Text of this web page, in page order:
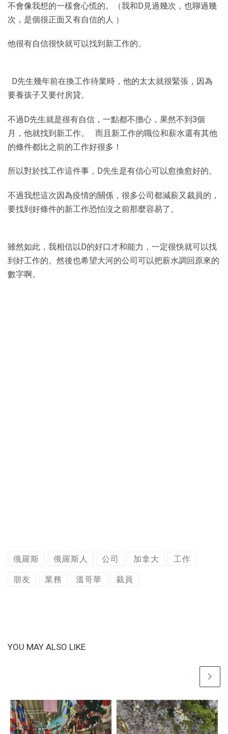
不會像我想的一樣會心慌的。（我和D見過幾次，也聊過幾
次，是個很正面又有自信的人 ）
他很有自信很快就可以找到新工作的。
D先生幾年前在換工作待業時，他的太太就很緊張，因為
要養孩子又要付房貸。
不過D先生就是很有自信，一點都不擔心，果然不到3個
月，他就找到新工作。 而且新工作的職位和薪水還有其他
的條件都比之前的工作好很多！
所以對於找工作這件事，D先生是有信心可以愈換愈好的。
不過我想這次因為疫情的關係，很多公司都減薪又裁員的，
要找到好條件的新工作恐怕沒之前那麼容易了。
雖然如此，我相信以D的好口才和能力，一定很快就可以找
到好工作的。然後也希望大河的公司可以把薪水調回原來的
數字啊。
俄羅斯 俄羅斯人 公司 加拿大 工作
朋友 業務 溫哥華 裁員
YOU MAY ALSO LIKE